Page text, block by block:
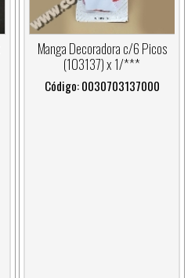
Manga Decoradora c/6 Picos
(103137) x 1/***
Código: 0030703137000